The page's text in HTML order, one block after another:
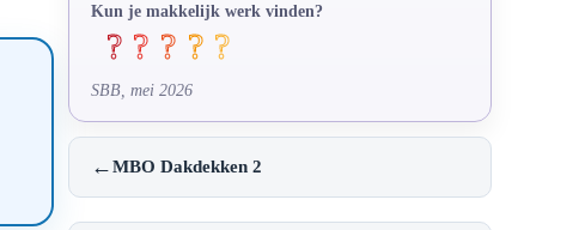
Kun je makkelijk werk vinden?
SBB, mei 2026
←MBO Dakdekken 2